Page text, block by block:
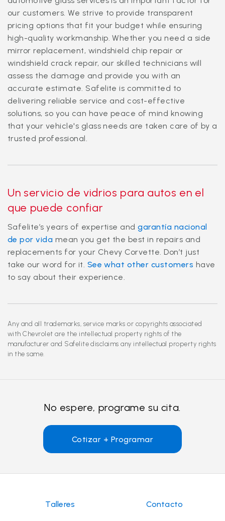
our customers. We strive to provide transparent
pricing options that fit your budget while ensuring
high-quality workmanship. Whether you need a side
mirror replacement, windshield chip repair or
windshield crack repair, our skilled technicians will
assess the damage and provide you with an
accurate estimate. Safelite is committed to
delivering reliable service and cost-effective
solutions, so you can have peace of mind knowing
that your vehicle's glass needs are taken care of by a
trusted professional.
Un servicio de vidrios para autos en el
que puede confiar
Safelite’s years of expertise andgarantía nacional
de por vida mean you get the best in repairs and
replacements for your Chevy Corvette. Don’t just
take our word for it. See what other customers have
to say about their experience.
Any and all trademarks, service marks or copyrights associated
with Chevrolet are the intellectual property rights of the
manufacturer and Safelite disclaims any intellectual property rights
in the same.
No espere, programe su cita.
Cotizar + Programar
Talleres Contacto